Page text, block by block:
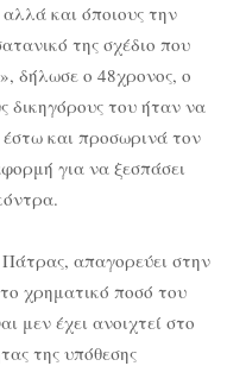
και όποιους την
της σχέδιο που
δήλωσε o 48χρονος, ο
δικηγόρους του ήταν να
και προσωρινά τον
για να ξεσπάσει
απαγορεύει στην
χρηματικό ποσό του
μεν έχει ανοιχτεί στο
της υπόθεσης